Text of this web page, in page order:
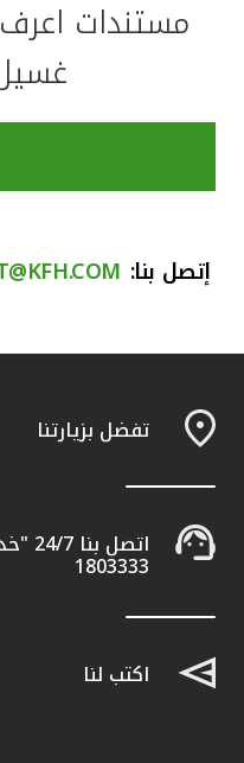
المملكة المتحدة
مملكة البحرين
مستندات
إتصل بنا:
تفضل بزيارتنا
1803333
اكتب لنا